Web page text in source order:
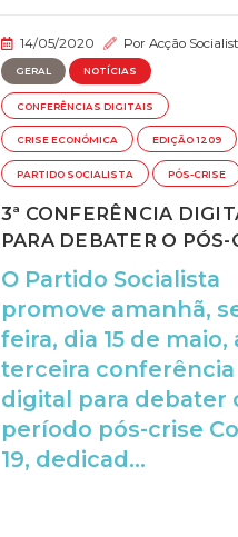
14/05/2020 PorAcção
GERAL NOTÍCIAS
CONFERÊNCIAS DIGITAIS
CRISE ECONÓMICA EDIÇÃO 1209
PARTIDO SOCIALISTA PÓS-CRISE
3ª CONFERÊNCIA
PARA DEBATER O PÓS-
O Partido Socialista
promove amanhã,
feira, dia 15 de maio,
terceira conferência
digital para debater
período pós-crise
19, dedicad...